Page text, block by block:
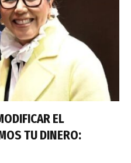
EL
TU DINERO: